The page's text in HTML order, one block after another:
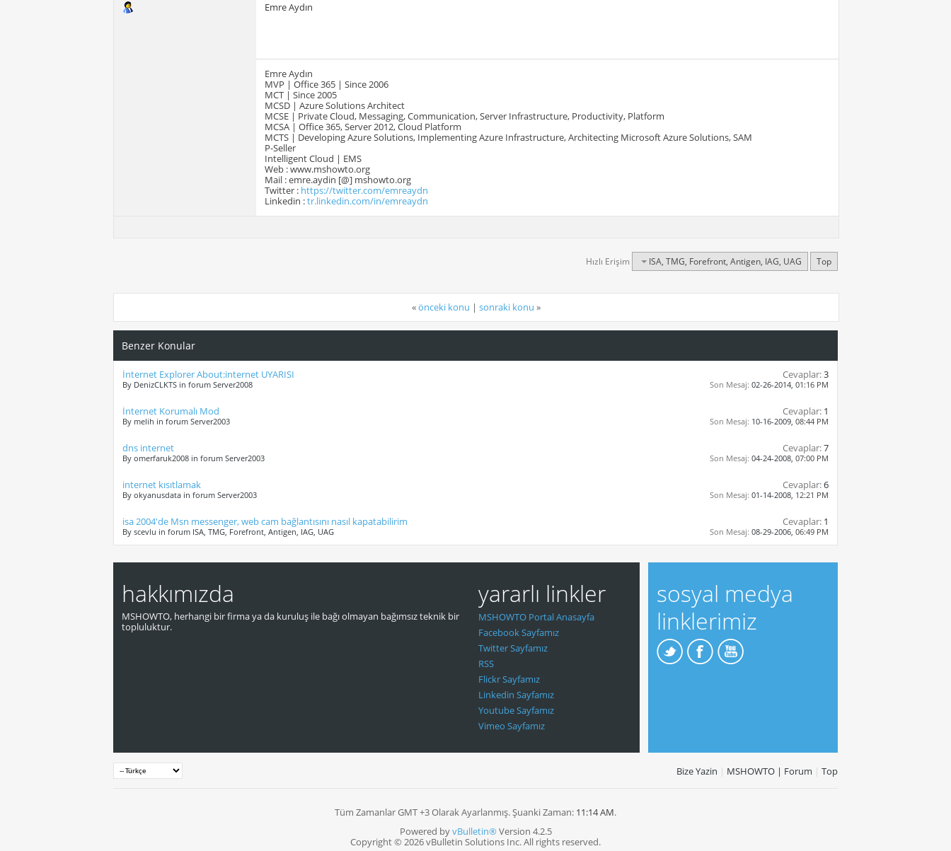
Emre Aydın
Emre Aydın
MVP | Office 365 | Since 2006
MCT | Since 2005
MCSD | Azure Solutions Architect
MCSE | Private Cloud, Messaging, Communication, Server Infrastructure, Productivity, Platform
MCSA | Office 365, Server 2012, Cloud Platform
MCTS | Developing Azure Solutions, Implementing Azure Infrastructure, Architecting Microsoft Azure Solutions, SAM
P-Seller
Intelligent Cloud | EMS
Web : www.mshowto.org
Mail : emre.aydin [@] mshowto.org
Twitter : https://twitter.com/emreaydn
Linkedin :tr.linkedin.com/in/emreaydn
Hızlı Erişim ISA, TMG, Forefront, Antigen, IAG, UAG Top
«önceki konu | sonraki konu »
Benzer Konular
İnternet Explorer About:internet UYARISI
By DenizCLKTS in forum Server2008
Cevaplar:3
Son Mesaj: 02-26-2014, 01:16 PM
İnternet Korumalı Mod
By melih in forum Server2003
Cevaplar: 1
Son Mesaj: 10-16-2009, 08:44 PM
dns internet
By omerfaruk2008 in forum Server2003
Cevaplar:7
Son Mesaj: 04-24-2008, 07:00 PM
internet kısıtlamak
By okyanusdata in forum Server2003
Cevaplar:6
Son Mesaj: 01-14-2008, 12:21 PM
isa 2004'de Msn messenger, web cam bağlantısını nasıl kapatabilirim
By scevlu in forum ISA, TMG, Forefront, Antigen, IAG, UAG
Cevaplar: 1
Son Mesaj: 08-29-2006, 06:49 PM
hakkımızda
MSHOWTO, herhangi bir firma ya da kuruluş ile bağı olmayan bağımsız teknik bir
topluluktur.
yararlı linkler
MSHOWTO Portal Anasayfa
Facebook Sayfamız
Twitter Sayfamız
RSS
Flickr Sayfamız
Linkedin Sayfamız
Youtube Sayfamız
Vimeo Sayfamız
sosyal medya
linklerimiz
Bize Yazin | MSHOWTO | Forum | Top
Tüm Zamanlar GMT +3 Olarak Ayarlanmış. Şuanki Zaman: 11:14 AM.
Powered byvBulletin®Version 4.2.5
Copyright © 2026 vBulletin Solutions Inc. All rights reserved.